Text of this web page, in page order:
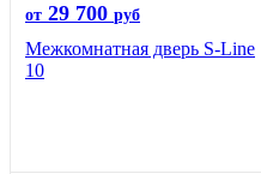
от 29 700 руб
Межкомнатная дверь S-Line
10